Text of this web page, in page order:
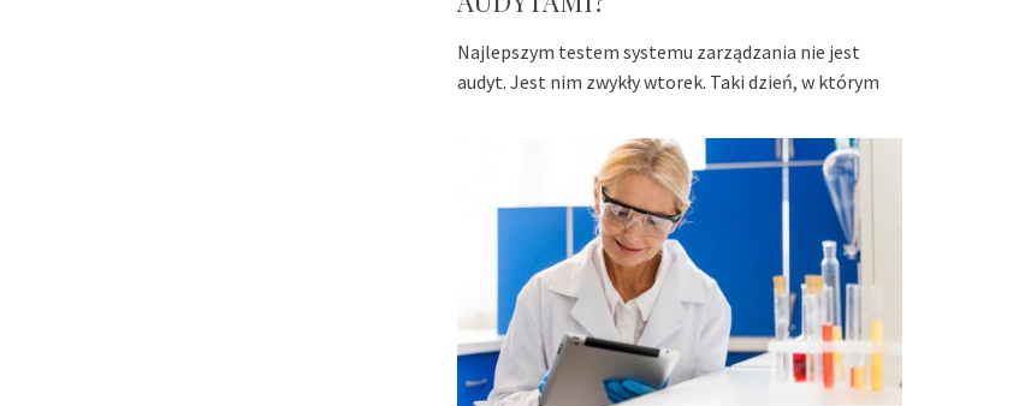
Najlepszym testem systemu zarządzania nie jest
audyt. Jest nim zwykły wtorek. Taki dzień, w którym